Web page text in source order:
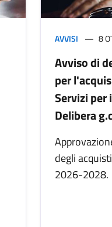
AVVISI 8
Avviso di
per
Servizi per
Delibera
degli
2026-2028.